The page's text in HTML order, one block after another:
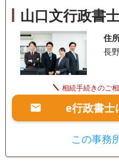
山口文行政書
住
長
相続手続きのご
e行政書士
この事務